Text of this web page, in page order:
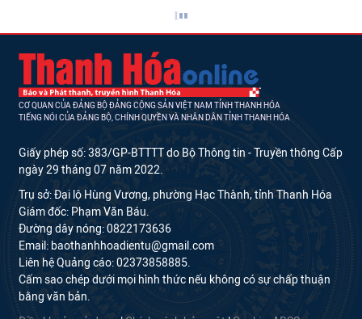
CƠ QUAN CỦA ĐẢNG BỘ ĐẢNG CỘNG SẢN VIỆT NAM TỈNH THANH HÓA
TIẾNG NÓI CỦA ĐẢNG BỘ, CHÍNH QUYỀN VÀ NHÂN DÂN TỈNH THANH HÓA
Giấy phép số: 383/GP-BTTTT do Bộ Thông tin - Truyền thông Cấp
ngày 29 tháng 07 năm 2022.
Trụ sở: Đại lộ Hùng Vương, phường Hạc Thành, tỉnh Thanh Hóa
Giám đốc: Phạm Văn Báu.
Đường dây nóng: 0822173636
Email: baothanhhoadientu@gmail.com
Liên hệ Quảng cáo: 02373858885.
Cấm sao chép dưới mọi hình thức nếu không có sự chấp thuận
bằng văn bản.